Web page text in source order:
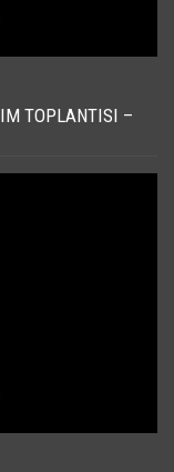
TOPLANTISI –